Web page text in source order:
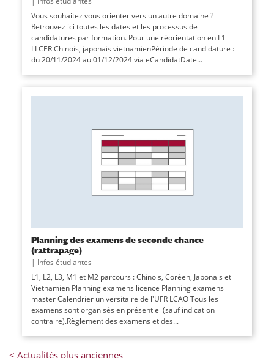
Vous souhaitez vous orienter vers un autre domaine ?
Retrouvez ici toutes les dates et les processus de
candidatures par formation. Pour une réorientation en L1
LLCER Chinois, japonais vietnamienPériode de candidature :
du 20/11/2024 au 01/12/2024 via eCandidatDate...
Planning des examens de seconde chance
(rattrapage)
| Infos étudiantes
L1, L2, L3, M1 et M2 parcours : Chinois, Coréen, Japonais et
Vietnamien Planning examens licence Planning examens
master Calendrier universitaire de l'UFR LCAO Tous les
examens sont organisés en présentiel (sauf indication
contraire).Règlement des examens et des...